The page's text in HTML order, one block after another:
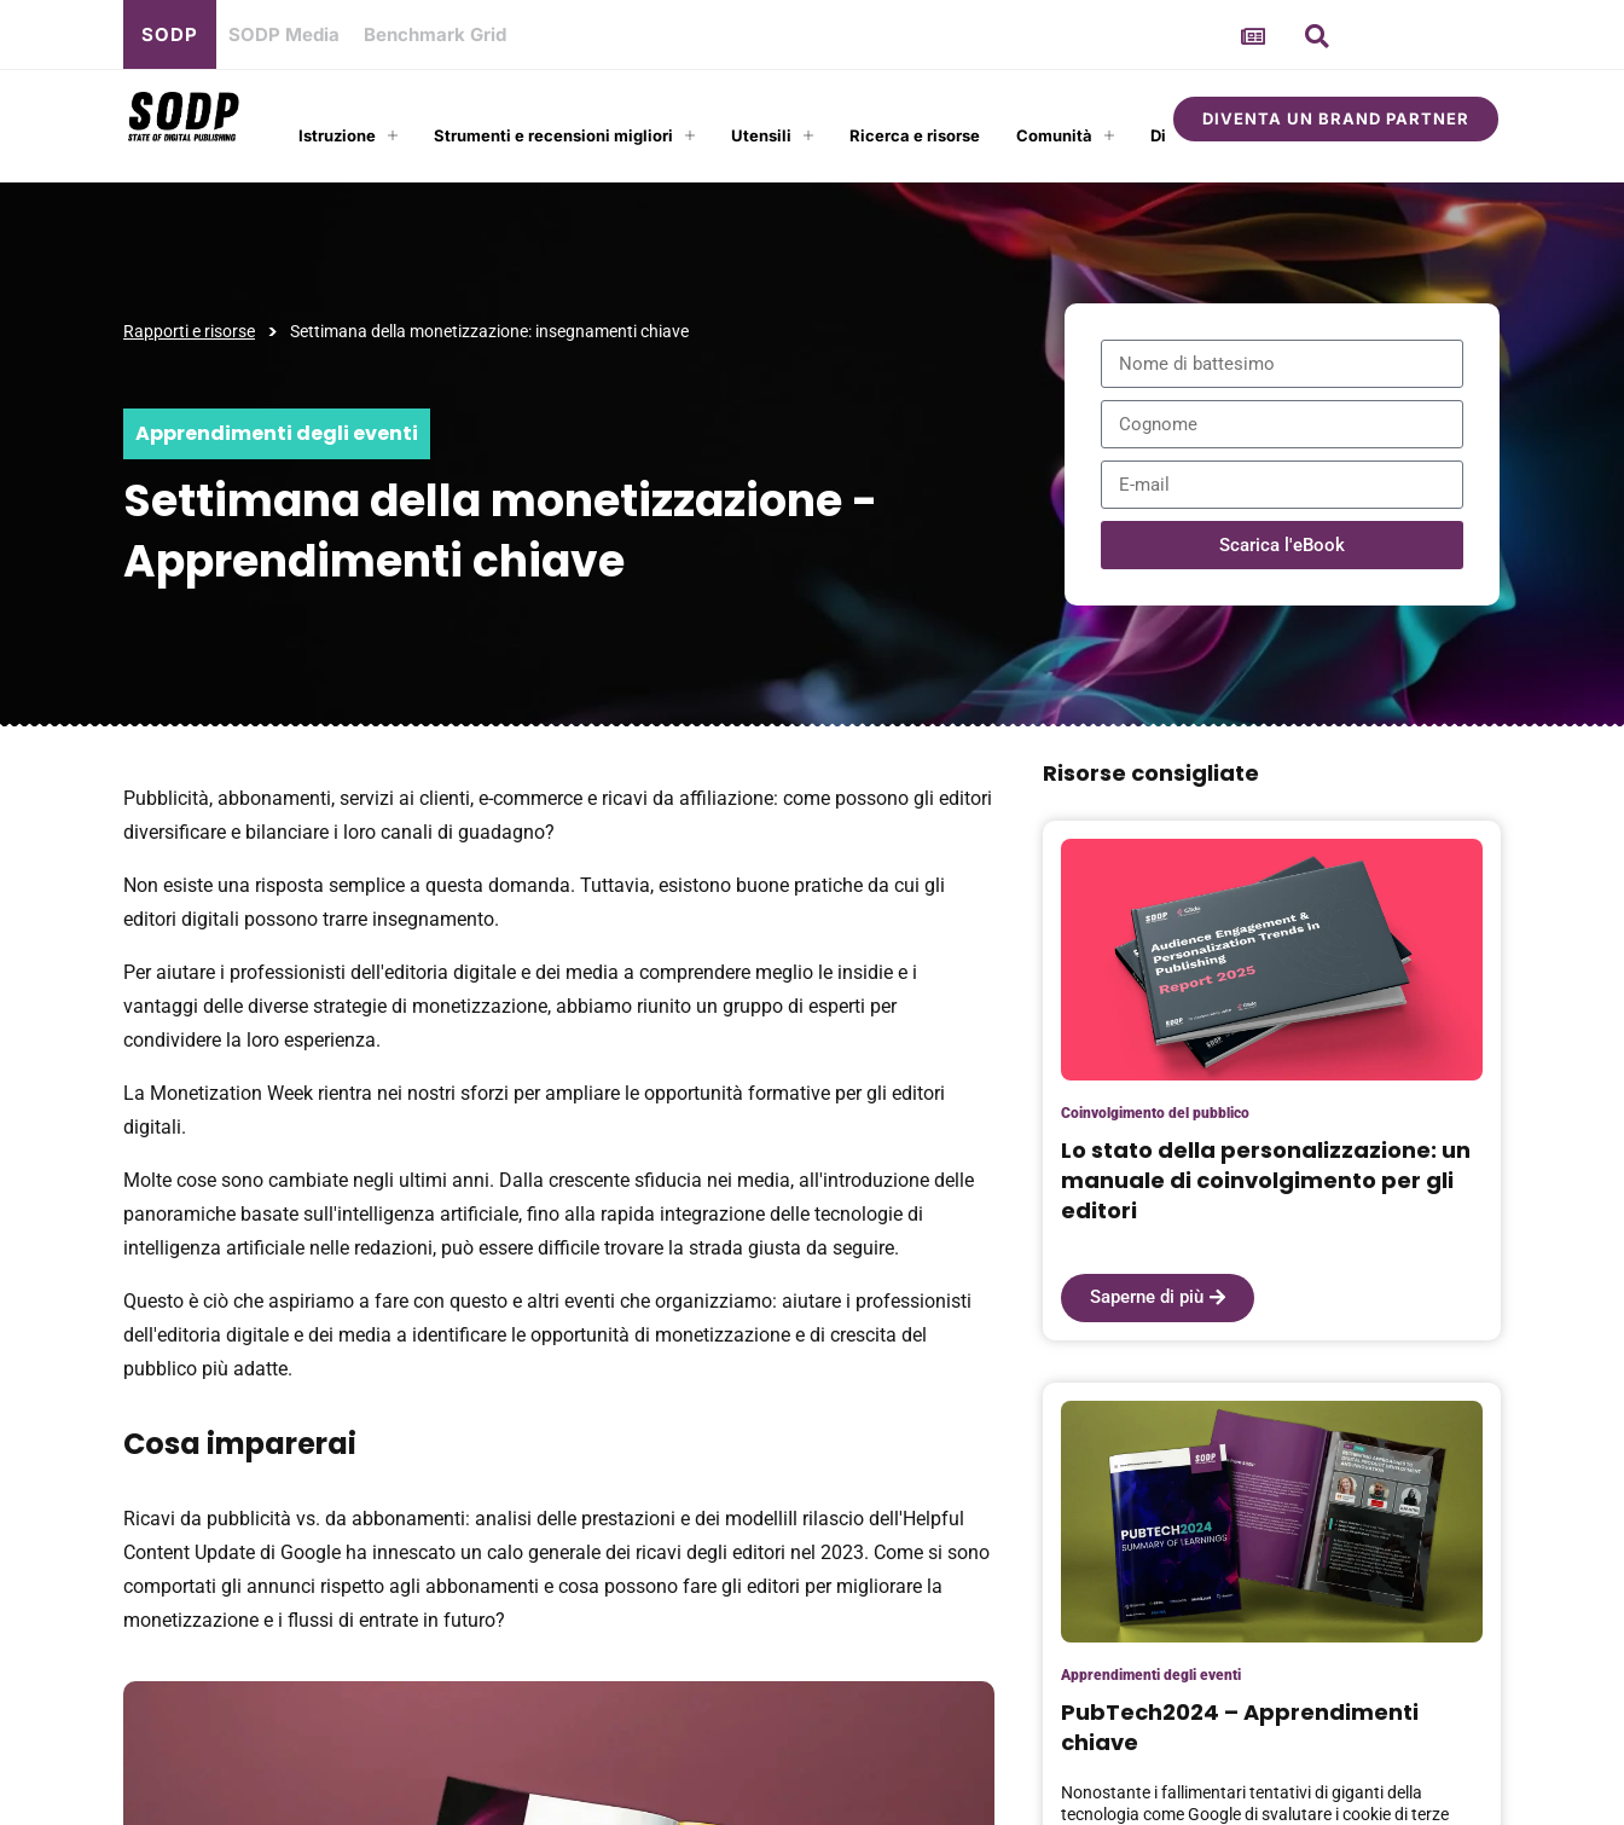
SODP SODP Media Benchmark Grid
Istruzione Strumenti e recensioni migliori Utensili Ricerca e risorse Comunità Di
DIVENTA UN BRAND PARTNER
Rapporti e risorse > Settimana della monetizzazione: insegnamenti chiave
Apprendimenti degli eventi
Settimana della monetizzazione -
Apprendimenti chiave
Scarica l'eBook
Pubblicità, abbonamenti, servizi ai clienti, e-commerce e ricavi da affiliazione: come possono gli editori
diversificare e bilanciare i loro canali di guadagno?
Non esiste una risposta semplice a questa domanda. Tuttavia, esistono buone pratiche da cui gli
editori digitali possono trarre insegnamento.
Per aiutare i professionisti dell'editoria digitale e dei media a comprendere meglio le insidie ​​e i
vantaggi delle diverse strategie di monetizzazione, abbiamo riunito un gruppo di esperti per
condividere la loro esperienza.
La Monetization Week rientra nei nostri sforzi per ampliare le opportunità formative per gli editori
digitali.
Molte cose sono cambiate negli ultimi anni. Dalla crescente sfiducia nei media, all'introduzione delle
panoramiche basate sull'intelligenza artificiale, fino alla rapida integrazione delle tecnologie di
intelligenza artificiale nelle redazioni, può essere difficile trovare la strada giusta da seguire.
Questo è ciò che aspiriamo a fare con questo e altri eventi che organizziamo: aiutare i professionisti
dell'editoria digitale e dei media a identificare le opportunità di monetizzazione e di crescita del
pubblico più adatte.
Cosa imparerai
Ricavi da pubblicità vs. da abbonamenti: analisi delle prestazioni e dei modelliIl rilascio dell'Helpful
Content Update di Google ha innescato un calo generale dei ricavi degli editori nel 2023. Come si sono
comportati gli annunci rispetto agli abbonamenti e cosa possono fare gli editori per migliorare la
monetizzazione e i flussi di entrate in futuro?
Risorse consigliate
Coinvolgimento del pubblico
Lo stato della personalizzazione: un
manuale di coinvolgimento per gli
editori
Saperne di più
Apprendimenti degli eventi
PubTech2024 – Apprendimenti
chiave
Nonostante i fallimentari tentativi di giganti della
tecnologia come Google di svalutare i cookie di terze